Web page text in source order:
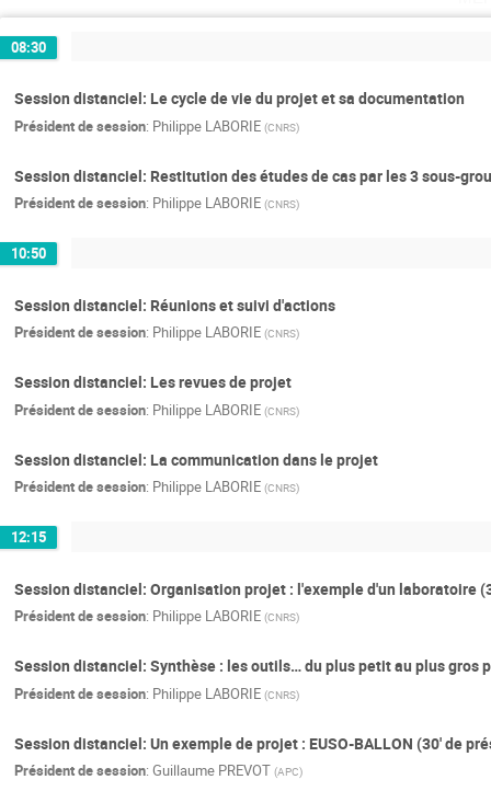
08:30
Session distanciel: Le cycle de vie du projet et sa documentation
Président de session: Philippe LABORIE (CNRS)
Session distanciel: Restitution des études de cas par les 3 sous-
Président de session: Philippe LABORIE (CNRS)
10:50
Session distanciel: Réunions et suivi d'actions
Président de session: Philippe LABORIE (CNRS)
Session distanciel: Les revues de projet
Président de session: Philippe LABORIE (CNRS)
Session distanciel: La communication dans le projet
Président de session: Philippe LABORIE (CNRS)
12:15
Session distanciel: Organisation projet : l'exemple d'un laboratoire
Président de session: Philippe LABORIE (CNRS)
Session distanciel: Synthèse : les outils… du plus petit au plus gros
Président de session: Philippe LABORIE (CNRS)
Session distanciel: Un exemple de projet : EUSO-BALLON (30' de
Président de session: Guillaume PREVOT (APC)